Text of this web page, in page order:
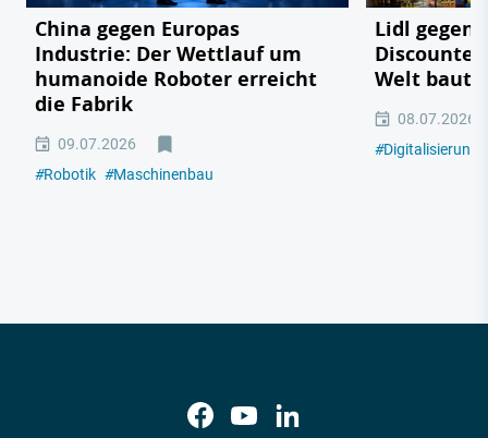
China gegen Europas
Industrie: Der Wettlauf um
humanoide Roboter erreicht
die Fabrik
09.07.2026
#Robotik #Maschinenbau
Lidl gegen
Discounter
Welt baut
08.07.2026
#Digitalisierung